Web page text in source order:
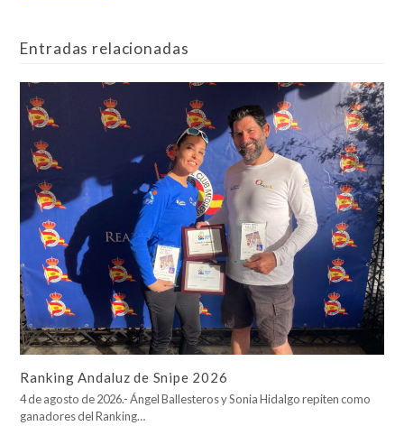
Entradas relacionadas
Ranking Andaluz de Snipe 2026
4 de agosto de 2026.- Ángel Ballesteros y Sonia Hidalgo repiten como
ganadores del Ranking…